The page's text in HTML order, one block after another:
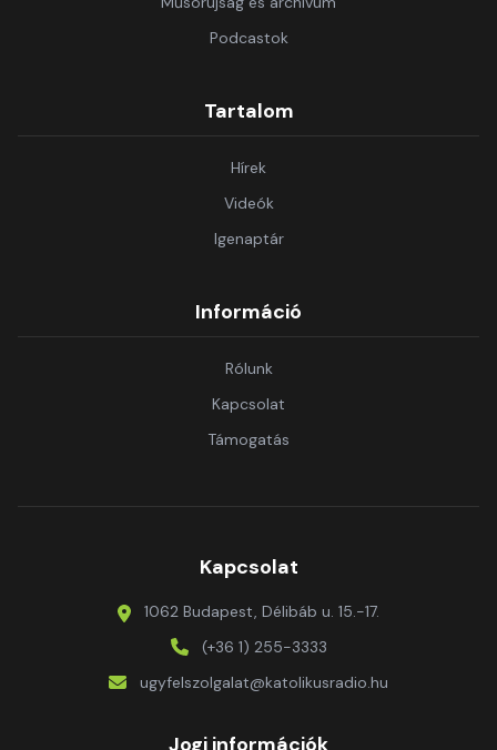
Podcastok
Tartalom
Hírek
Videók
Igenaptár
Információ
Rólunk
Kapcsolat
Támogatás
Kapcsolat
1062 Budapest, Délibáb u. 15.-17.
(+36 1) 255-3333
ugyfelszolgalat@katolikusradio.hu
Jogi információk